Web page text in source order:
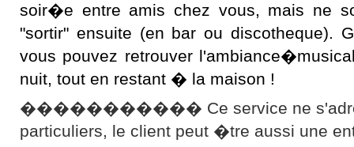
soir�e entre amis chez vous, mais ne
"sortir" ensuite (en bar ou discotheque).
vous pouvez retrouver
nuit, tout en restant � la maison !
����������� Ce service ne
particuliers, le client peut �tre aussi une